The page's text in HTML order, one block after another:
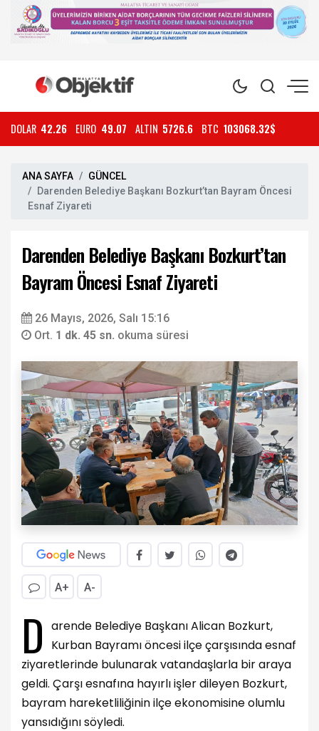
DOLAR 42.26 EURO 49.07 ALTIN 5726.6 BTC 103068.32$
ANA SAYFA
GÜNCEL
Darenden Belediye Başkanı Bozkurt’tan Bayram Öncesi
Esnaf Ziyareti
Darenden Belediye Başkanı Bozkurt’tan
Bayram Öncesi Esnaf Ziyareti
26 Mayıs, 2026, Salı 15:16
Ort. 1 dk. 45 sn. okuma süresi
A+ A-
D arende Belediye Başkanı Alican Bozkurt,
Kurban Bayramı öncesi ilçe çarşısında esnaf
ziyaretlerinde bulunarak vatandaşlarla bir araya
geldi. Çarşı esnafına hayırlı işler dileyen Bozkurt,
bayram hareketliliğinin ilçe ekonomisine olumlu
yansıdığını söyledi.